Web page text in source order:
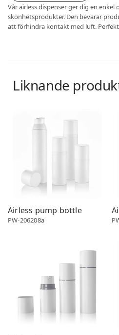
Vår airless dispenser ger dig en
skönhetsprodukter. Den bevarar
att förhindra kontakt med luft.
Liknande
Airless pump bottle
PW-206208a